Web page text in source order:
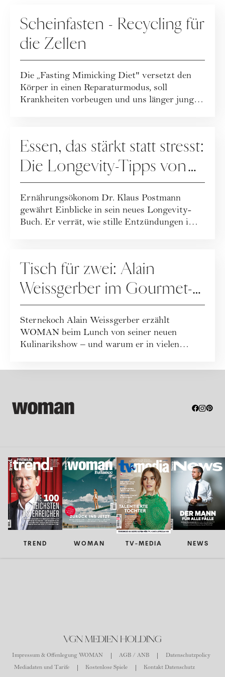
Scheinfasten - Recycling für
die Zellen
Die „Fasting Mimicking Diet" versetzt den
Körper in einen Reparaturmodus, soll
Krankheiten vorbeugen und uns länger jung
Essen, das stärkt statt stresst:
Die Longevity-Tipps von
Dr. Klaus Postmann
Ernährungsökonom Dr. Klaus Postmann
gewährt Einblicke in sein neues Longevity-
Buch. Er verrät, wie stille Entzündungen im
Tisch für zwei: Alain
Weissgerber im Gourmet-
Talk
Sternekoch Alain Weissgerber erzählt
WOMAN beim Lunch von seiner neuen
Kulinarikshow – und warum er in vielen
TREND WOMAN TV-MEDIA NEWS
VGN MEDIEN HOLDING
Impressum & Offenlegung WOMAN AGB / ANB
Datenschutzpolicy
Mediadaten und Tarife
Kostenlose Spiele
Kontakt Datenschutz